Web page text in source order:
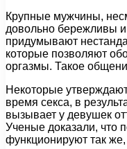
Крупные мужчины,
довольно бережливы
придумывают
которые позволяют
оргазмы. Такое
Некоторые
время секса, в
вызывает у девушек
Ученые доказали, что
функционируют так